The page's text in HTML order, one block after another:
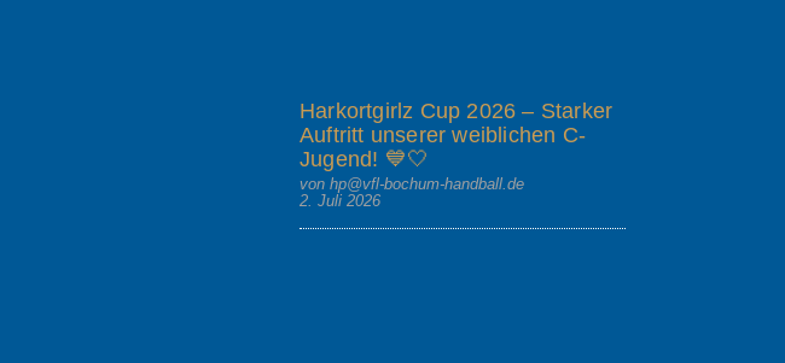
Harkortgirlz Cup 2026 – Starker
Auftritt unserer weiblichen C-
Jugend! 💙🤍
von hp@vfl-bochum-handball.de
2. Juli 2026